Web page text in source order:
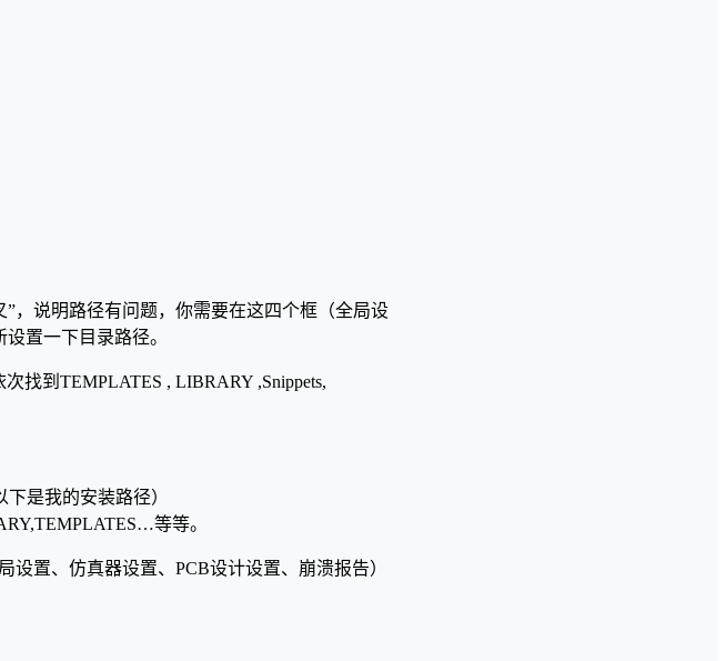
，说明路径有问题，你需要在这四个框（全局设
置一下目录路径。
找到TEMPLATES , LIBRARY ,Snippets,
是我的安装路径）
等等。
设置、仿真器设置、PCB设计设置、崩溃报告）